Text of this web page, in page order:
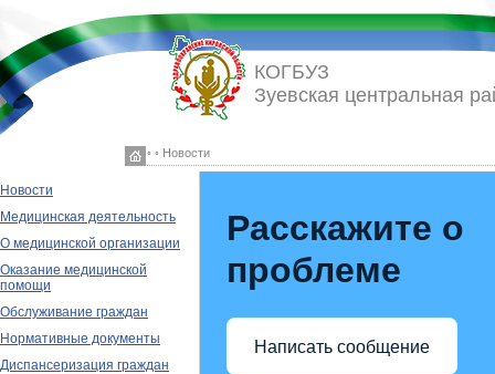
◦ ◦ Новости
КОГБУЗ
Зуевская центральная
Новости
Медицинская деятельность
О медицинской организации
Оказание медицинской
помощи
Обслуживание граждан
Нормативные документы
Диспансеризация граждан
Расскажите о
проблеме
Написать сообщение